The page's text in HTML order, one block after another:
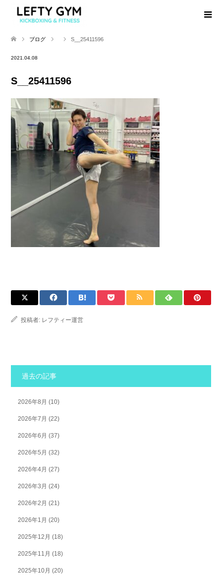
ブログ S__25411596
2021.04.08
S__25411596
投稿者: レフティー運営
過去の記事
2026年8月 (10)
2026年7月 (22)
2026年6月 (37)
2026年5月 (32)
2026年4月 (27)
2026年3月 (24)
2026年2月 (21)
2026年1月 (20)
2025年12月 (18)
2025年11月 (18)
2025年10月 (20)